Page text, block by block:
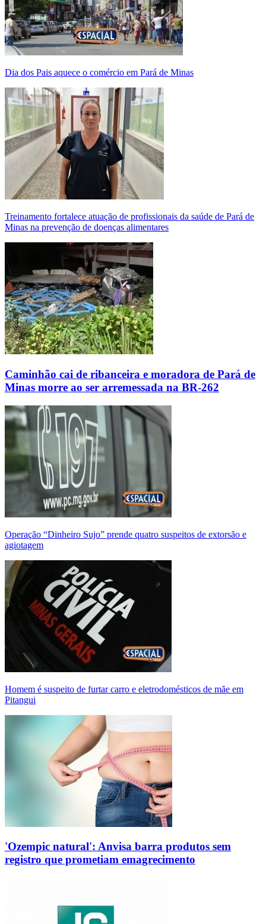
Dia dos Pais aquece o comércio em Pará de Minas
Treinamento fortalece atuação de profissionais da saúde de Pará de
Minas na prevenção de doenças alimentares
Caminhão cai de ribanceira e moradora de Pará de
Minas morre ao ser arremessada na BR-262
Operação “Dinheiro Sujo” prende quatro suspeitos de extorsão e
agiotagem
Homem é suspeito de furtar carro e eletrodomésticos de mãe em
Pitangui
'Ozempic natural': Anvisa barra produtos sem
registro que prometiam emagrecimento